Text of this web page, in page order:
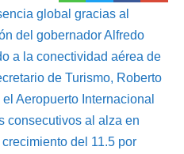
global gracias al
del gobernador Alfredo
a la conectividad aérea de
de Turismo, Roberto
Aeropuerto Internacional
consecutivos al alza en
del 11.5 por